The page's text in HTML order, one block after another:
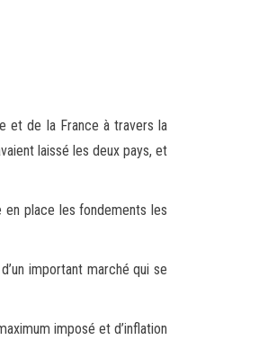
et de la France à travers la
laissé les deux pays, et
place les fondements les
important marché qui se
imposé et d’inflation